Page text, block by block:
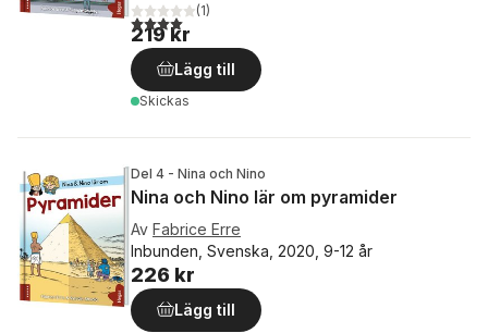
4,0utav 5 stjärnor. Totalt antal röster:
(1)
219 kr
Lägg till
Skickas
Del 4 - Nina och Nino
Nina och Nino lär om pyramider
Av Fabrice Erre
Inbunden, Svenska, 2020, 9-12 år
226 kr
Lägg till